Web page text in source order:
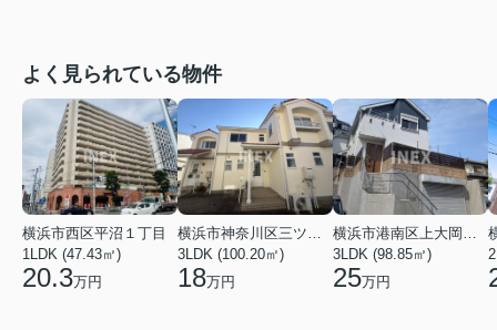
よく見られている物件
横浜市西区平沼１丁目
1LDK (47.43㎡)
20.3万円
横浜市神奈川区三ツ沢上町
3LDK (100.20㎡)
18万円
横浜市港南区上大岡東２丁目
3LDK (98.85㎡)
25万円